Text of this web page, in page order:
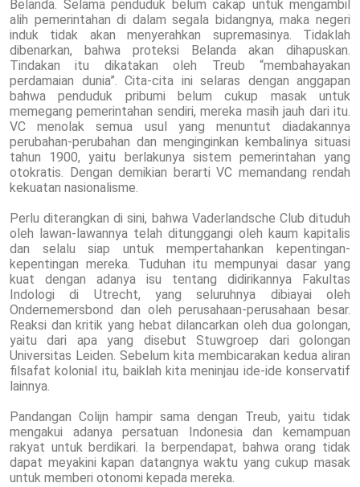
Belanda. Selama penduduk belum cakap untuk mengambil
alih pemerintahan di dalam segala bidangnya, maka negeri
induk tidak akan menyerahkan supremasinya. Tidaklah
dibenarkan, bahwa proteksi Belanda akan dihapuskan.
Tindakan itu dikatakan oleh Treub “membahayakan
perdamaian dunia”. Cita-cita ini selaras dengan anggapan
bahwa penduduk pribumi belum cukup masak untuk
memegang pemerintahan sendiri, mereka masih jauh dari itu.
VC menolak semua usul yang menuntut diadakannya
perubahan-perubahan dan menginginkan kembalinya situasi
tahun 1900, yaitu berlakunya sistem pemerintahan yang
otokratis. Dengan demikian berarti VC memandang rendah
kekuatan nasionalisme.
Perlu diterangkan di sini, bahwa Vaderlandsche Club dituduh
oleh lawan-lawannya telah ditunggangi oleh kaum kapitalis
dan selalu siap untuk mempertahankan kepentingan-
kepentingan mereka. Tuduhan itu mempunyai dasar yang
kuat dengan adanya isu tentang didirikannya Fakultas
Indologi di Utrecht, yang seluruhnya dibiayai oleh
Ondernemersbond dan oleh perusahaan-perusahaan besar.
Reaksi dan kritik yang hebat dilancarkan oleh dua golongan,
yaitu dari apa yang disebut Stuwgroep dari golongan
Universitas Leiden. Sebelum kita membicarakan kedua aliran
filsafat kolonial itu, baiklah kita meninjau ide-ide konservatif
lainnya.
Pandangan Colijn hampir sama dengan Treub, yaitu tidak
mengakui adanya persatuan Indonesia dan kemampuan
rakyat untuk berdikari. Ia berpendapat, bahwa orang tidak
dapat meyakini kapan datangnya waktu yang cukup masak
untuk memberi otonomi kepada mereka.